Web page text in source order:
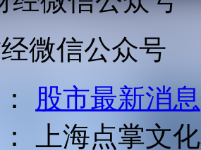
微信公众号
股市最新消息
上海点掌文